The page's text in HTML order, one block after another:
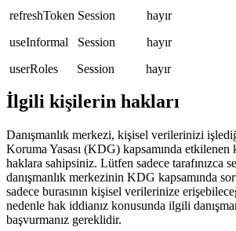
refreshToken Session hayır
useInformal Session hayır
userRoles Session hayır
İlgili kişilerin hakları
Danışmanlık merkezi, kişisel verilerinizi
Koruma Yasası (KDG) kapsamında
haklara sahipsiniz. Lütfen sadece tarafınızca
danışmanlık merkezinin KDG kapsamında
sadece burasının kişisel verilerinize
nedenle hak iddianız konusunda ilgili
başvurmanız gereklidir.